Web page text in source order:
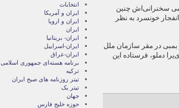
سخنرانی‌اش چنین
خونسرد به نظر
سال 2003 انفجار بمبی در مقر سازمان ملل
وی‌یرا دملو، فرستاده این
انتخابات
ايران و آمريکا
ايران و اروپا
ایران
ایران- بریتانیا
ایران-اسراییل
ایران-عراق
برنامه هسته‌ای جمهوری اسلامی
ترکیه
تیتر روزنامه های صبح ایران
تیتر یک
جهان
حوزه خلیج فارس